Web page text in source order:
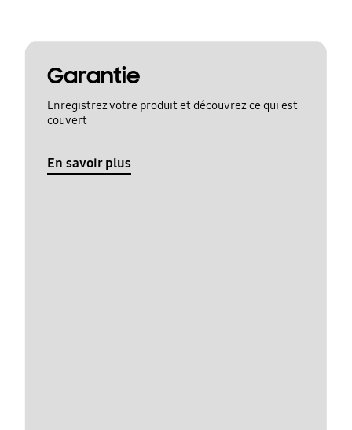
Garantie
Enregistrez votre produit et découvrez ce qui est
couvert
En savoir plus